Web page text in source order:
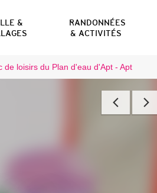
&
RANDONNÉES
& ACTIVITÉS
de loisirs du Plan d'eau d'Apt - Apt